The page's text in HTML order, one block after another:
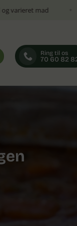
mad ✦
Ring til os
70 60 82